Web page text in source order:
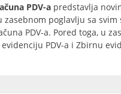
PDV-a predstavlja
poglavlju sa
PDV-a. Pored toga, u
PDV-a i Zbirnu